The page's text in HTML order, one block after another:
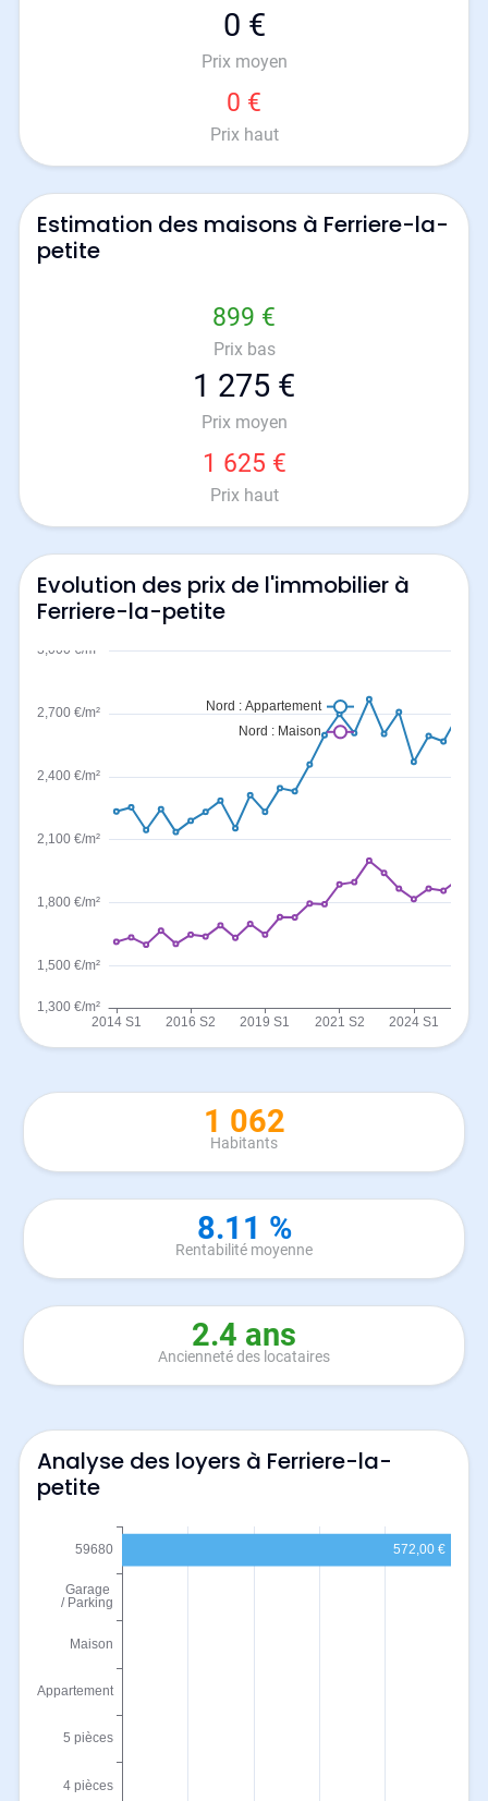
0 €
Prix moyen
0 €
Prix haut
Estimation des maisons à Ferriere-la-
petite
899 €
Prix bas
1 275 €
Prix moyen
1 625 €
Prix haut
Evolution des prix de l'immobilier à
Ferriere-la-petite
1 062
Habitants
8.11 %
Rentabilité moyenne
2.4 ans
Ancienneté des locataires
Analyse des loyers à Ferriere-la-
petite